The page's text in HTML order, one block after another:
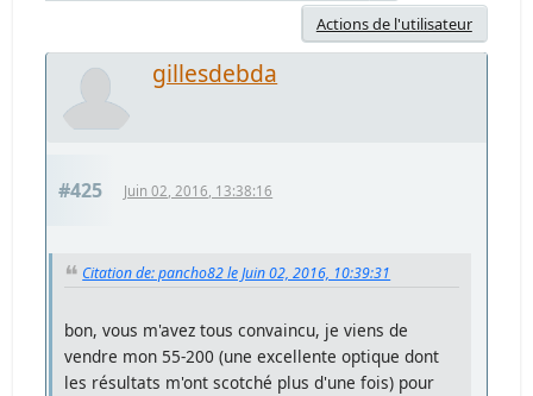
Actions de l'utilisateur
gillesdebda
#425 Juin 02, 2016, 13:38:16
Citation de: pancho82 le Juin 02, 2016, 10:39:31
bon, vous m'avez tous convaincu, je viens de
vendre mon 55-200 (une excellente optique dont
les résultats m'ont scotché plus d'une fois) pour